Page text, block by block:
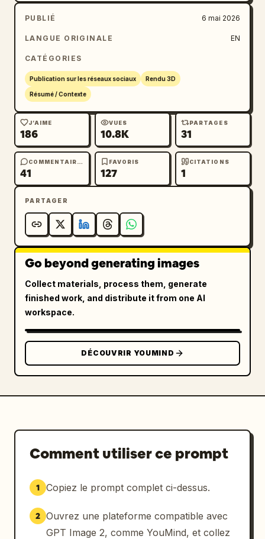
PUBLIÉ 6 mai 2026
LANGUE ORIGINALE EN
CATÉGORIES
Publication sur les réseaux sociaux Rendu 3D
Résumé / Contexte
J’AIME
186
VUES
10.8K
PARTAGES
31
COMMENTAIRES
41
FAVORIS
127
CITATIONS
1
PARTAGER
Go beyond generating images
Collect materials, process them, generate
finished work, and distribute it from one AI
workspace.
DÉCOUVRIR YOUMIND
Comment utiliser ce prompt
1 Copiez le prompt complet ci-dessus.
2 Ouvrez une plateforme compatible avec
GPT Image 2, comme YouMind, et collez